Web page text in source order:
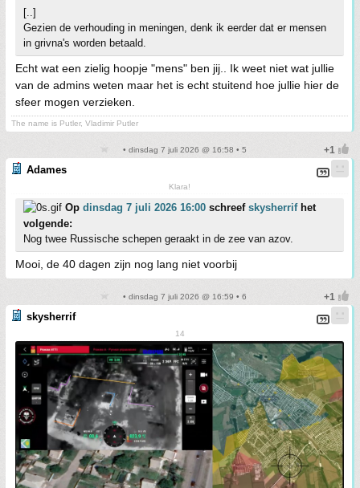
[..]
Gezien de verhouding in meningen, denk ik eerder dat er mensen
in grivna's worden betaald.
Echt wat een zielig hoopje "mens" ben jij.. Ik weet niet wat jullie
van de admins weten maar het is echt stuitend hoe jullie hier de
sfeer mogen verzieken.
The name is Putler, Vladimir Putler
• dinsdag 7 juli 2026 @ 16:58 • 5
Adames
Klara!
Op dinsdag 7 juli 2026 16:00 schreef skysherrifhet
volgende:
Nog twee Russische schepen geraakt in de zee van azov.
Mooi, de 40 dagen zijn nog lang niet voorbij
• dinsdag 7 juli 2026 @ 16:59 • 6
skysherrif
14